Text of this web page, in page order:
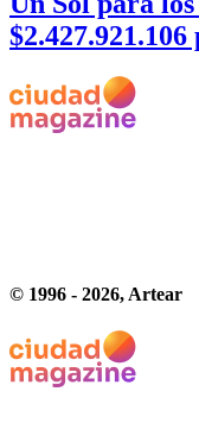
© 1996 - 2026, Artear